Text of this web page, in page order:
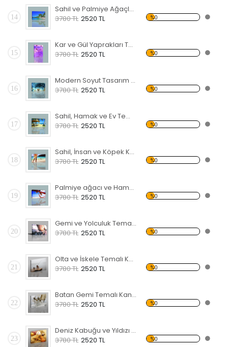
14
Sahil ve Palmiye Ağaçları Kanvas Tablo
3780 TL 2520 TL %0
15
Kar ve Gül Yaprakları Temalı Kanvas Tablo
3780 TL 2520 TL %0
16
Modern Soyut Tasarım 28 Kanvas Tablo
3780 TL 2520 TL %0
17
Sahil, Hamak ve Ev Temalı Kanvas Tablo
3780 TL 2520 TL %0
18
Sahil, İnsan ve Köpek Kanvas Tablo
3780 TL 2520 TL %0
19
Palmiye ağacı ve Hamak Kanvas Tablo
3780 TL 2520 TL %0
20
Gemi ve Yolculuk Temalı Kanvas Tablo
3780 TL 2520 TL %0
21
Olta ve İskele Temalı Kanvas Tablo
3780 TL 2520 TL %0
22
Batan Gemi Temalı Kanvas Tablo
3780 TL 2520 TL %0
23
Deniz Kabuğu ve Yıldızı Kanvas Tablo
3780 TL 2520 TL %0